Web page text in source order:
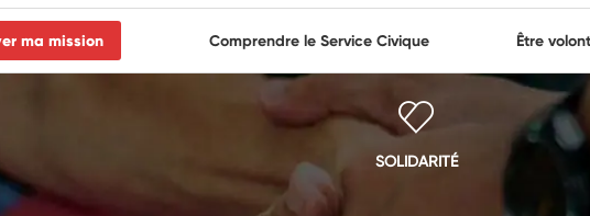
ma mission Comprendre le Service Civique Être
SOLIDARITÉ